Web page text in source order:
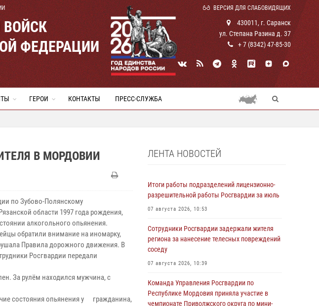
ВЕРСИЯ ДЛЯ СЛАБОВИДЯЩИХ
ФЕДЕРАЦИИ
430011, г. Саранск
ул. Степана Разина д. 37
+ 7 (8342) 47-85-30
ГЕРОИ КОНТАКТЫ ПРЕСС-СЛУЖБА
В МОРДОВИИ
по Зубово-Полянскому
области 1997 года рождения,
алкогольного опьянения.
обратили внимание на иномарку,
Правила дорожного движения. В
Росгвардии передали
За рулём находился мужчина, с
состояния опьянения у гражданина,
ЛЕНТА НОВОСТЕЙ
Итоги работы подразделений лицензионно-
разрешительной работы Росгвардии за июль
07 августа 2026, 10:53
Сотрудники Росгвардии задержали жителя
региона за нанесение телесных повреждений
соседу
07 августа 2026, 10:39
Команда Управления Росгвардии по
Республике Мордовия приняла участие в
чемпионате Приволжского округа по мини-